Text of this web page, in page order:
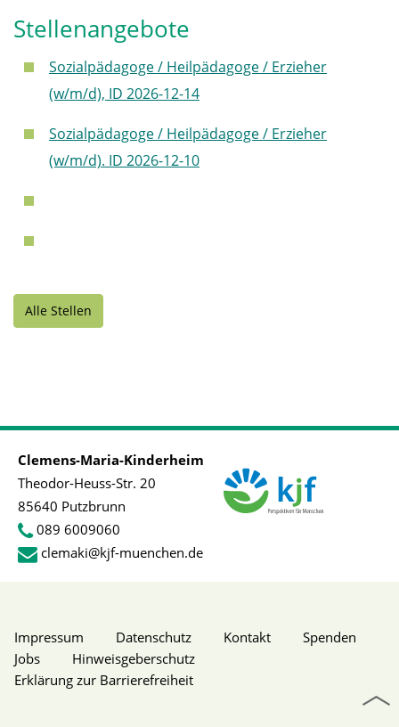
Stellenangebote
Sozialpädagoge / Heilpädagoge / Erzieher
(w/m/d), ID 2026-12-14
Sozialpädagoge / Heilpädagoge / Erzieher
(w/m/d). ID 2026-12-10
Alle Stellen
Clemens-Maria-Kinderheim
Theodor-Heuss-Str. 20
85640 Putzbrunn
089 6009060
clemaki@kjf-muenchen.de
Impressum Datenschutz Kontakt
Spenden
Jobs
Hinweisgeberschutz
Erklärung zur Barrierefreiheit